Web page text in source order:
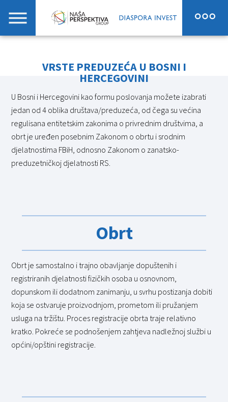
VRSTE PREDUZEĆA U BOSNI I
HERCEGOVINI
U Bosni i Hercegovini kao formu poslovanja možete izabrati
jedan od 4 oblika društava/preduzeća, od čega su većina
regulisana entitetskim zakonima o privrednim društvima, a
obrt je uređen posebnim Zakonom o obrtu i srodnim
djelatnostima FBiH, odnosno Zakonom o zanatsko-
preduzetničkoj djelatnosti RS.
Obrt
Obrt je samostalno i trajno obavljanje dopuštenih i
registriranih djelatnosti fizičkih osoba u osnovnom,
dopunskom ili dodatnom zanimanju, u svrhu postizanja dobiti
koja se ostvaruje proizvodnjom, prometom ili pružanjem
usluga na tržištu. Proces registracije obrta traje relativno
kratko. Pokreće se podnošenjem zahtjeva nadležnoj službi u
općini/opštini registracije.